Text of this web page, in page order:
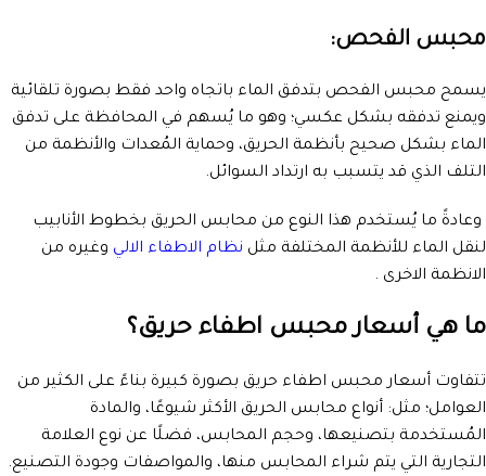
محبس الفحص:
يسمح محبس الفحص بتدفق الماء باتجاه واحد فقط بصورة تلقائية
ويمنع تدفقه بشكل عكسي؛ وهو ما يُسهم في المحافظة على تدفق
الماء بشكل صحيح بأنظمة الحريق، وحماية المُعدات والأنظمة من
التلف الذي قد يتسبب به ارتداد السوائل.
وعادةً ما يُستخدم هذا النوع من محابس الحريق بخطوط الأنابيب
لنقل الماء للأنظمة المختلفة مثل نظام الاطفاء الالي وغيره من
الانظمة الاخرى .
ما هي أسعار محبس اطفاء حريق؟
تتفاوت أسعار محبس اطفاء حريق بصورة كبيرة بناءً على الكثير من
العوامل؛ مثل: أنواع محابس الحريق الأكثر شيوعًا، والمادة
المُستخدمة بتصنيعها، وحجم المحابس، فضلًا عن نوع العلامة
التجارية التي يتم شراء المحابس منها، والمواصفات وجودة التصنيع.